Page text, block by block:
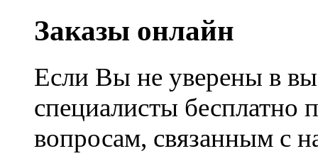
Заказы онлайн
Если Вы не уверены в
специалисты
вопросам, связанным с